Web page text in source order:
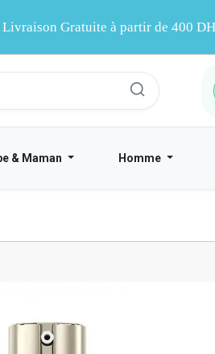
Livraison Gratuite à partir de 400
& Maman Homme